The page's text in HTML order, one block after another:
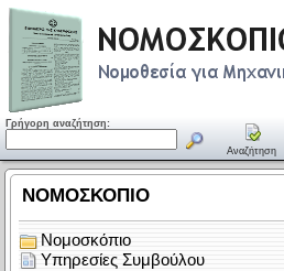
Γρήγορη αναζήτηση:
Αναζήτηση